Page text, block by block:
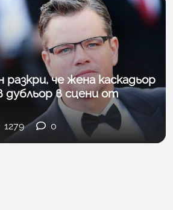
че жена каскадьор
дубльор в сцени от
1279 0